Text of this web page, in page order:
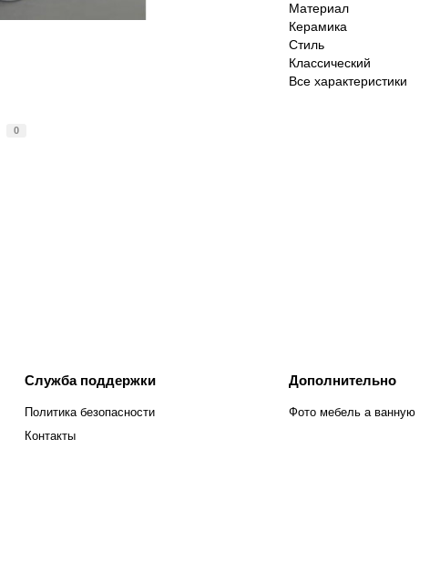
Материал
Керамика
Стиль
Классический
Все характеристики
0
Служба поддержки
Политика безопасности
Контакты
Дополнительно
Фото мебель а ванную